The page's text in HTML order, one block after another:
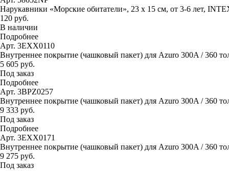
Нарукавники «Морские обитатели», 23 х 15 см, от 3-6 лет,
120 руб.
В наличии
Подробнее
Арт. 3EXX0110
Внутреннее покрытие (чашковый пакет) для Azuro 300A / 360
5 605 руб.
Под заказ
Подробнее
Арт. 3BPZ0257
Внутреннее покрытие (чашковый пакет) для Azuro 300A / 360
9 333 руб.
Под заказ
Подробнее
Арт. 3EXX0171
Внутреннее покрытие (чашковый пакет) для Azuro 300A / 360
9 275 руб.
Под заказ